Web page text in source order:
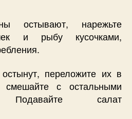
остывают, нарежьте
и рыбу кусочками,
переложите их в
с остальными
Подавайте салат